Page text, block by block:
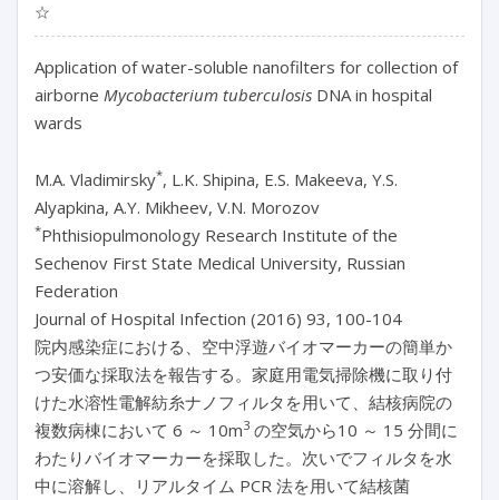
☆
Application of water-soluble nanofilters for collection of
airborne Mycobacterium tuberculosis DNA in hospital
wards
M.A. Vladimirsky*, L.K. Shipina, E.S. Makeeva, Y.S.
Alyapkina, A.Y. Mikheev, V.N. Morozov
*Phthisiopulmonology Research Institute of the
Sechenov First State Medical University, Russian
Federation
Journal of Hospital Infection (2016) 93, 100-104
院内感染症における、空中浮遊バイオマーカーの簡単か
つ安価な採取法を報告する。家庭用電気掃除機に取り付
けた水溶性電解紡糸ナノフィルタを用いて、結核病院の
複数病棟において 6 ～ 10m3 の空気から10 ～ 15 分間に
わたりバイオマーカーを採取した。次いでフィルタを水
中に溶解し、リアルタイム PCR 法を用いて結核菌